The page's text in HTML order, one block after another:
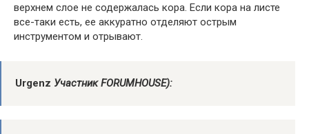
верхнем слое не содержалась кора. Если кора на листе
все-таки есть, ее аккуратно отделяют острым
инструментом и отрывают.
Urgenz Участник FORUMHOUSE):